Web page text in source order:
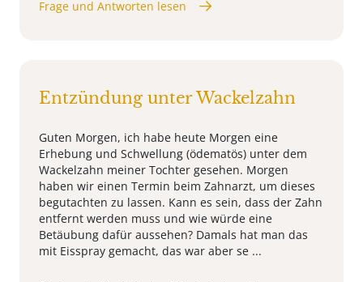
Frage und Antworten lesen
Entzündung unter Wackelzahn
Guten Morgen, ich habe heute Morgen eine
Erhebung und Schwellung (ödematös) unter dem
Wackelzahn meiner Tochter gesehen. Morgen
haben wir einen Termin beim Zahnarzt, um dieses
begutachten zu lassen. Kann es sein, dass der Zahn
entfernt werden muss und wie würde eine
Betäubung dafür aussehen? Damals hat man das
mit Eisspray gemacht, das war aber se ...